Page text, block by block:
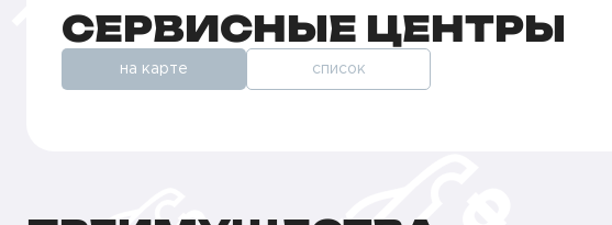
СЕРВИСНЫЕ ЦЕНТРЫ
на карте список